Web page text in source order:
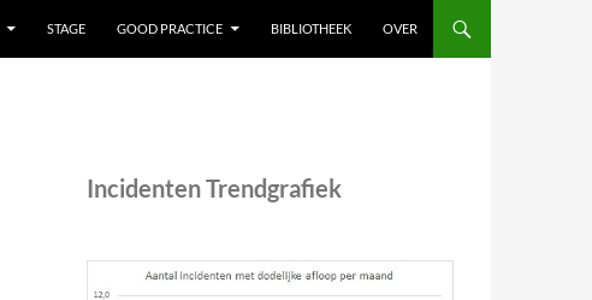
STAGE GOOD PRACTICE BIBLIOTHEEK OVER
Incidenten Trendgrafiek